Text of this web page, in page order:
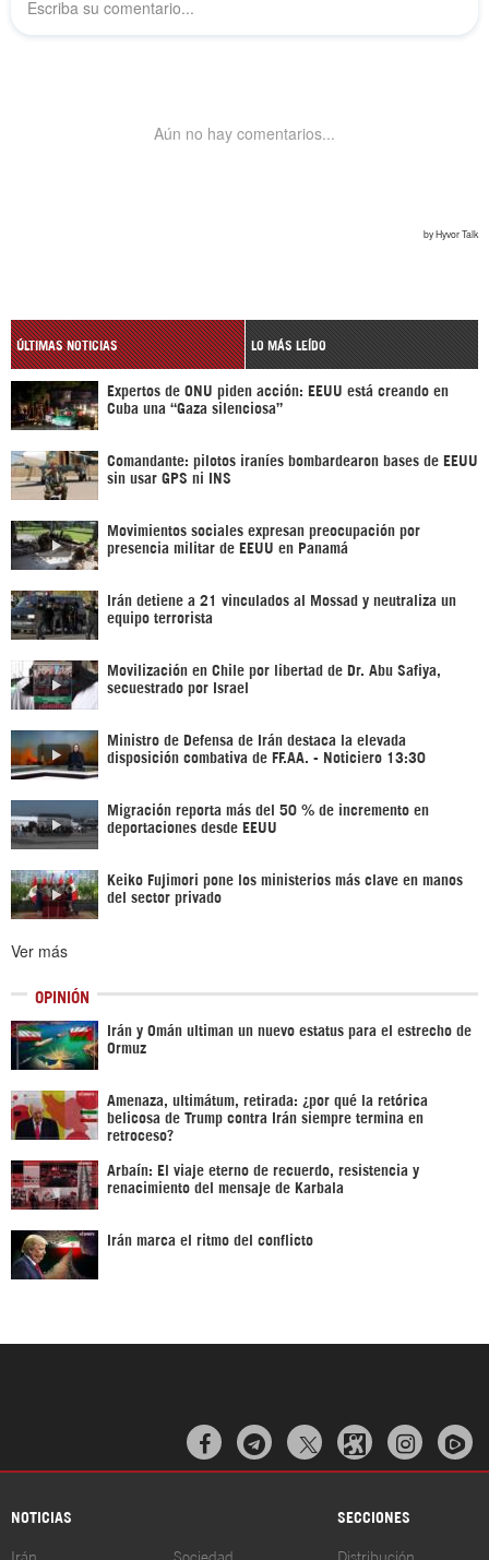
ÚLTIMAS NOTICIAS LO MÁS LEÍDO
Expertos de ONU piden acción: EEUU está creando en
Cuba una “Gaza silenciosa”
Comandante: pilotos iraníes bombardearon bases de EEUU
sin usar GPS ni INS
Movimientos sociales expresan preocupación por
presencia militar de EEUU en Panamá
Irán detiene a 21 vinculados al Mossad y neutraliza un
equipo terrorista
Movilización en Chile por libertad de Dr. Abu Safiya,
secuestrado por Israel
Ministro de Defensa de Irán destaca la elevada
disposición combativa de FF.AA. - Noticiero 13:30
Migración reporta más del 50 % de incremento en
deportaciones desde EEUU
Keiko Fujimori pone los ministerios más clave en manos
del sector privado
Ver más
OPINIÓN
Irán y Omán ultiman un nuevo estatus para el estrecho de
Ormuz
Amenaza, ultimátum, retirada: ¿por qué la retórica
belicosa de Trump contra Irán siempre termina en
retroceso?
Arbaín: El viaje eterno de recuerdo, resistencia y
renacimiento del mensaje de Karbala
Irán marca el ritmo del conflicto
  
NOTICIAS SECCIONES
Irán Sociedad Distribución